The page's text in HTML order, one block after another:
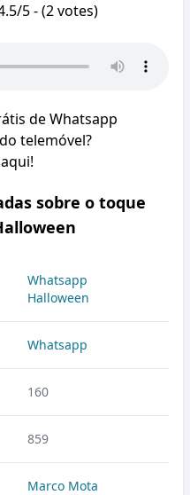
5 - (2 votes)
de Whatsapp
telemóvel?
sobre o toque
Whatsapp
Halloween
Whatsapp
160
859
Marco Mota